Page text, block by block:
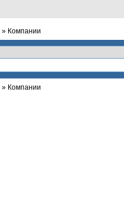
» Компании
» Компании